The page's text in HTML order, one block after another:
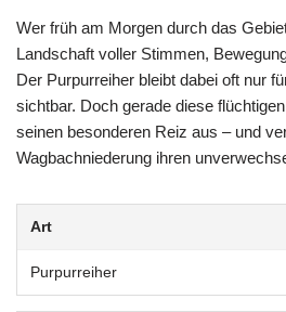
Wer früh am Morgen durch das
Landschaft voller Stimmen,
Der Purpurreiher bleibt dabei oft nur
sichtbar. Doch gerade diese
seinen besonderen Reiz aus – und
Wagbachniederung ihren
Art
Purpurreiher